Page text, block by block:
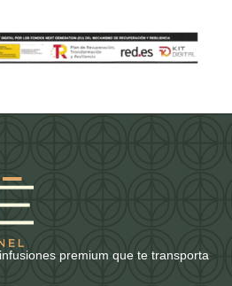
premium que te transporta